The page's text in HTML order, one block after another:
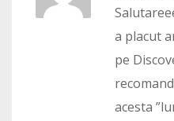
a placut
pe
acesta